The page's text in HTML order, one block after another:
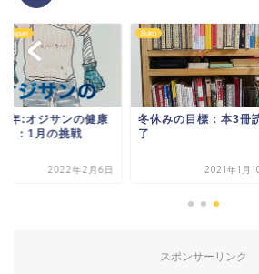
みの目標：本3冊読
2021年1月10日
Log Kehidupan
散歩:Jalan-jalan
2021年1月
スポンサーリンク